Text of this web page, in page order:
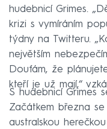
hudebnicí Grimes.
krizi s vymíráním
týdny na Twitteru.
největším
Doufám, že
kteří je už mají,“
S hudebnicí Grimes
Začátkem března
australskou